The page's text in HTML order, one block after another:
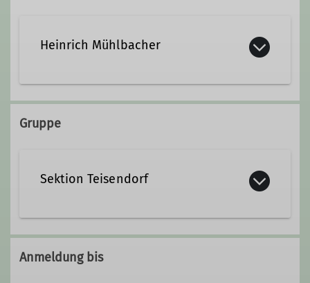
Heinrich Mühlbacher
heinrich.muehlbacher@dav-
Qualifikationen
Ämter
Gruppe
Sektion Teisendorf
Anmeldung bis